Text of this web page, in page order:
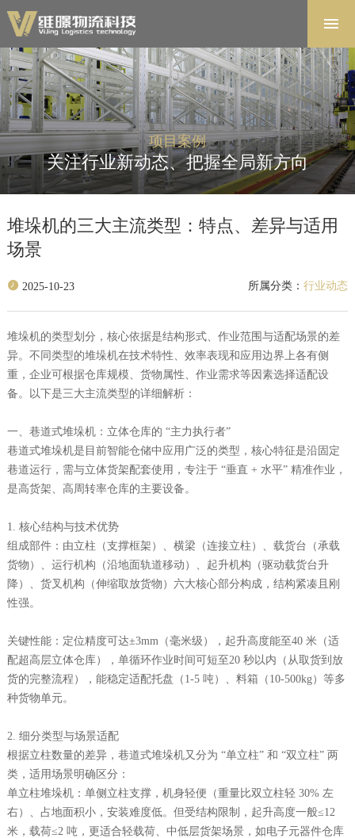
解决方案
软件系统
产品中心
项目案例
关于维暻
联系我们
项目案例
关注行业新动态、把握全局新方向
堆垛机的三大主流类型：特点、差异与适用
场景
2025-10-23 所属分类：行业动态
堆垛机的类型划分，核心依据是结构形式、作业范围与适配场景的差
异。不同类型的堆垛机在技术特性、效率表现和应用边界上各有侧
重，企业可根据仓库规模、货物属性、作业需求等因素选择适配设
备。以下是三大主流类型的详细解析：
一、巷道式堆垛机：立体仓库的 “主力执行者”
巷道式堆垛机是目前智能仓储中应用广泛的类型，核心特征是沿固定
巷道运行，需与立体货架配套使用，专注于 “垂直 + 水平” 精准作业，
是高货架、高周转率仓库的主要设备。
1. 核心结构与技术优势
组成部件：由立柱（支撑框架）、横梁（连接立柱）、载货台（承载
货物）、运行机构（沿地面轨道移动）、起升机构（驱动载货台升
降）、货叉机构（伸缩取放货物）六大核心部分构成，结构紧凑且刚
性强。
关键性能：定位精度可达±3mm（毫米级），起升高度能至40 米（适
配超高层立体仓库），单循环作业时间可短至20 秒以内（从取货到放
货的完整流程），能稳定适配托盘（1-5 吨）、料箱（10-500kg）等多
种货物单元。
2. 细分类型与场景适配
根据立柱数量的差异，巷道式堆垛机又分为 “单立柱” 和 “双立柱” 两
类，适用场景明确区分：
单立柱堆垛机：单侧立柱支撑，机身轻便（重量比双立柱轻 30% 左
右）、占地面积小，安装难度低。但受结构限制，起升高度一般≤12
米，载荷≤2 吨，更适合轻载荷、中低层货架场景，如电子元器件仓库